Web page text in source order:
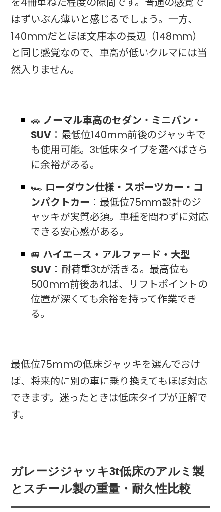
はずいぶん薄いと感じるでしょう。一方、
140mmだとほぼ文庫本の長辺（148mm）
と同じ感覚なので、車高が低いクルマには当
然入りません。
🚗 ノーマル車高のセダン・ミニバン・
SUV ：最低位140mm前後のジャッキで
も使用可能。3t低床タイプを選べばさら
に余裕がある。
🏎️ ローダウン仕様・スポーツカー・コ
ンパクトカー ：最低位75mm設計のジ
ャッキが実質必須。車種を問わずに対応
できる安心感がある。
🚐 ハイエース・アルファード・大型
SUV ：耐荷重3tが活きる。最高位も
500mm前後あれば、リフトポイントの
位置が深くても余裕を持って作業でき
る。
最低位75mmの低床ジャッキを選んでおけ
ば、将来的に別の車に乗り換えてもほぼ対応
できます。迷ったときは低床タイプが正解で
す。
ガレージジャッキ3t低床のアルミ製
とスチール製の重量・耐久性比較